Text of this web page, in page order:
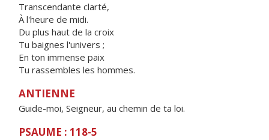
Transcendante clarté,
À l'heure de midi.
Du plus haut de la croix
Tu baignes l'univers ;
En ton immense paix
Tu rassembles les hommes.
ANTIENNE
Guide-moi, Seigneur, au chemin de ta loi.
PSAUME : 118-5